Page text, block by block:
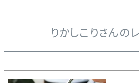
りかしこりさんの